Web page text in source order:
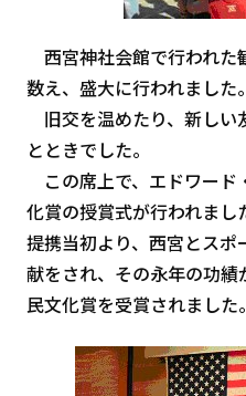
西宮神社会館で行われた
数え、盛大に行われました。
旧交を温めたり、新しい
とときでした。
この席上で、エドワード
化賞の授賞式が行われま
提携当初より、西宮とス
献をされ、その永年の功
民文化賞を受賞されました。